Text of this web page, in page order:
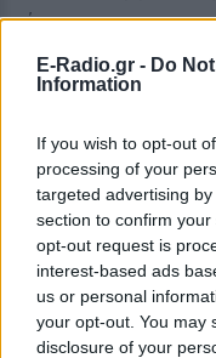
E-Radio.gr - Do
Information
If you wish to opt-out
processing of your
targeted advertising
section to confirm
opt-out request is
interest-based ads
us or personal
your opt-out. You may
disclosure of your
έντασης και του
Ακόμα και η λύση
Πολλοί άνδρες,
επίδοση
σκεύασμα,
αποστροφή προς
έχασαν την
ΔΙΑΒΑΣΤΕ